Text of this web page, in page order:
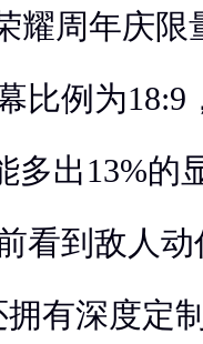
耀周年庆限
比例为18:9
多出13%的
看到敌人
有深度定